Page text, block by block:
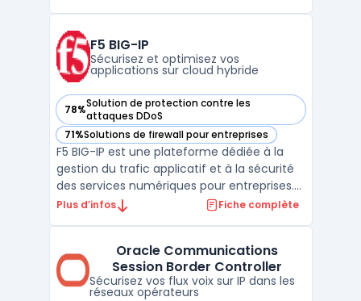
contrôlant le trafic télécom. Les opérateurs
mob ...
F5 BIG-IP
Sécurisez et optimisez vos
applications sur cloud hybride
78%Solution de protection contre les
attaques DDoS
— voir F5 BIG-IP dans cette catégorie
71%Solutions de firewall pour entreprises
— voir F5 BIG-IP dans cette catégorie
F5 BIG-IP est une plateforme dédiée à la
gestion du trafic applicatif et à la sécurité
des services numériques pour entreprises.
Le logiciel cible les organisations qui
équipes techniques doivent concilier
performance r ...
Plus d’infos Fiche complète
Oracle Communications
Session Border Controller
Sécurisez vos flux voix sur IP dans les
réseaux opérateurs